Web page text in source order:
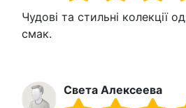
Чудові та стильні колекції
смак.
Света Алексеева